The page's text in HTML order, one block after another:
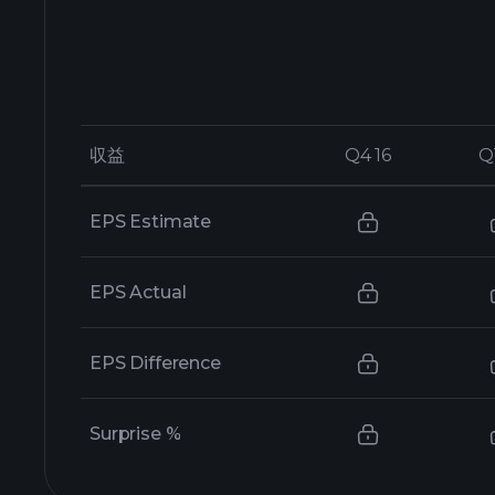
収益 Q4 16
収益 Q4 16
EPS Estimate
EPS Actual
EPS Difference
Surprise %